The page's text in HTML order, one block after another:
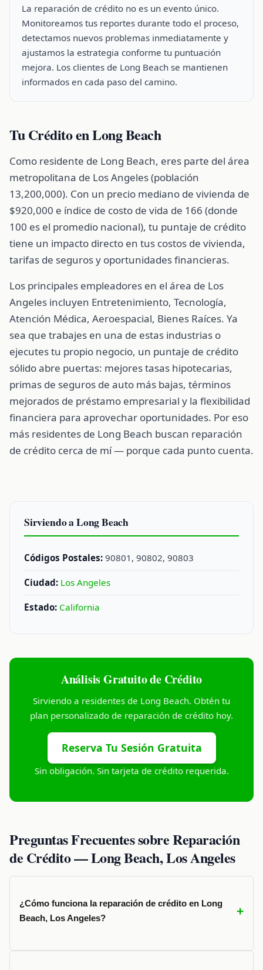
La reparación de crédito no es un evento único.
Monitoreamos tus reportes durante todo el proceso,
detectamos nuevos problemas inmediatamente y
ajustamos la estrategia conforme tu puntuación
mejora. Los clientes de Long Beach se mantienen
informados en cada paso del camino.
Tu Crédito en Long Beach
Como residente de Long Beach, eres parte del área
metropolitana de Los Angeles (población
13,200,000). Con un precio mediano de vivienda de
$920,000 e índice de costo de vida de 166 (donde
100 es el promedio nacional), tu puntaje de crédito
tiene un impacto directo en tus costos de vivienda,
tarifas de seguros y oportunidades financieras.
Los principales empleadores en el área de Los
Angeles incluyen Entretenimiento, Tecnología,
Atención Médica, Aeroespacial, Bienes Raíces. Ya
sea que trabajes en una de estas industrias o
ejecutes tu propio negocio, un puntaje de crédito
sólido abre puertas: mejores tasas hipotecarias,
primas de seguros de auto más bajas, términos
mejorados de préstamo empresarial y la flexibilidad
financiera para aprovechar oportunidades. Por eso
más residentes de Long Beach buscan reparación
de crédito cerca de mí — porque cada punto cuenta.
Sirviendo a Long Beach
Códigos Postales: 90801, 90802, 90803
Ciudad: Los Angeles
Estado: California
Análisis Gratuito de Crédito
Sirviendo a residentes de Long Beach. Obtén tu
plan personalizado de reparación de crédito hoy.
Reserva Tu Sesión Gratuita
Sin obligación. Sin tarjeta de crédito requerida.
Preguntas Frecuentes sobre Reparación
de Crédito — Long Beach, Los Angeles
¿Cómo funciona la reparación de crédito en Long
Beach, Los Angeles?